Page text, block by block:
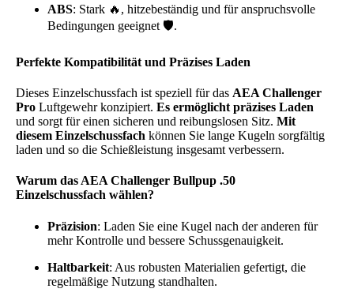
ABS: Stark 🔥, hitzebeständig und für anspruchsvolle
Bedingungen geeignet 🛡️.
Perfekte Kompatibilität und Präzises Laden
Dieses Einzelschussfach ist speziell für das AEA Challenger
Pro Luftgewehr konzipiert. Es ermöglicht präzises Laden
und sorgt für einen sicheren und reibungslosen Sitz. Mit
diesem Einzelschussfach können Sie lange Kugeln sorgfältig
laden und so die Schießleistung insgesamt verbessern.
Warum das AEA Challenger Bullpup .50
Einzelschussfach wählen?
Präzision: Laden Sie eine Kugel nach der anderen für
mehr Kontrolle und bessere Schussgenauigkeit.
Haltbarkeit: Aus robusten Materialien gefertigt, die
regelmäßige Nutzung standhalten.